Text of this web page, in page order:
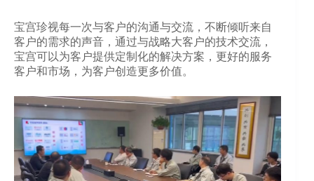
宝宫珍视每一次与客户的沟通与交流，不断倾听来自
客户的需求的声音，通过与战略大客户的技术交流，
宝宫可以为客户提供定制化的解决方案，更好的服务
客户和市场，为客户创造更多价值。